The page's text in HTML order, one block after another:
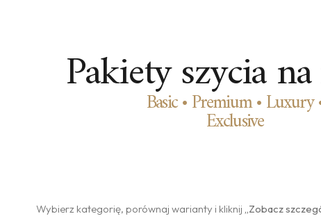
Pakiety szycia
Basic • Premium • Luxury
Exclusive
Wybierz kategorię, porównaj warianty i kliknij „Zobacz